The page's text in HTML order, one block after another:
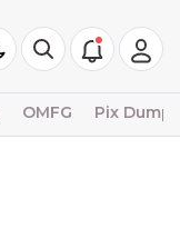
OMFG Pix Dump